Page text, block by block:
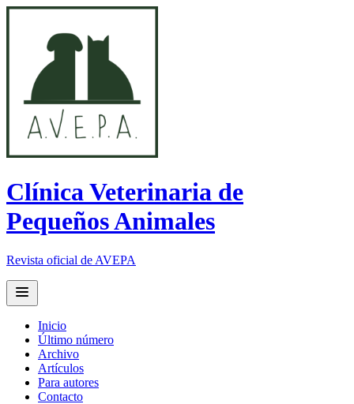
Clínica Veterinaria de
Pequeños Animales
Revista oficial de AVEPA
Open main menu
Inicio
Último número
Archivo
Artículos
Para autores
Contacto